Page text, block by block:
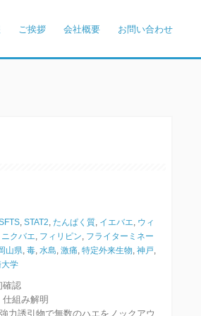
ご挨拶 会社概要 お問い合わせ
,STAT2 ,たんぱく質 イエバエ
ウィ
ニクバエ フィリピン
フライターミネー
山県 ,毒 ,水島 ,激痛 ,特定外来生物 ,神戸
大学
認
組み解明
誘引物で無数のハエをノックアウ